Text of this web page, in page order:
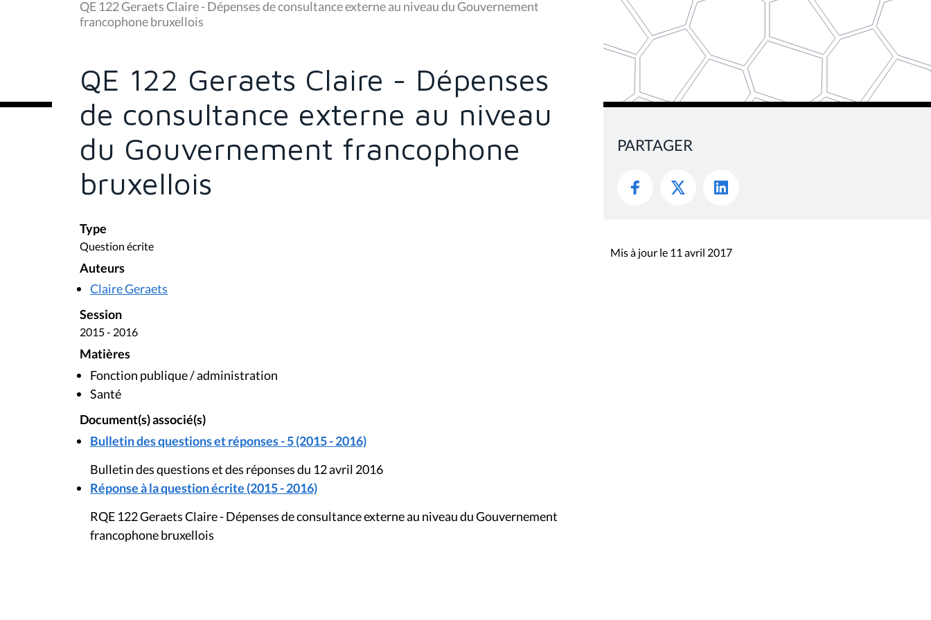
u
s
ê
c
:
QE 122 Geraets Claire - Dépenses de consultance externe au niveau du Gouvernement
francophone bruxellois
QE 122 Geraets Claire - Dépenses
de consultance externe au niveau
du Gouvernement francophone
bruxellois
Type
Question écrite
Auteurs
Claire Geraets
Session
2015 - 2016
Matières
Fonction publique / administration
Santé
Document(s) associé(s)
Bulletin des questions et réponses - 5 (2015 - 2016)
Bulletin des questions et des réponses du 12 avril 2016
Réponse à la question écrite (2015 - 2016)
RQE 122 Geraets Claire - Dépenses de consultance externe au niveau du Gouvernement
francophone bruxellois
PARTAGER
Mis à jour le 11 avril 2017